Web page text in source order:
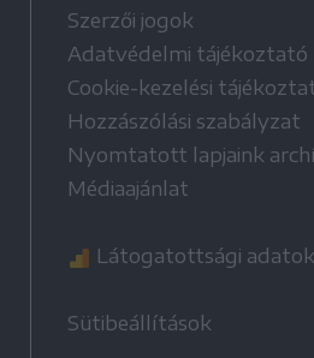
Szerzői jogok
Adatvédelmi tájékoztató
Cookie-kezelési
Hozzászólási szabályzat
Nyomtatott lapjaink
Médiaajánlat
Látogatottsági adatok
Sütibeállítások